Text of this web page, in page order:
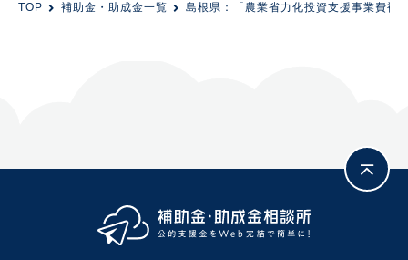
TOP 補助金・助成金一覧 島根県：「農業省力化投資支援事業費補